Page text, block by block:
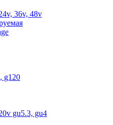
36v, 48v
g120
gu5.3, gu4